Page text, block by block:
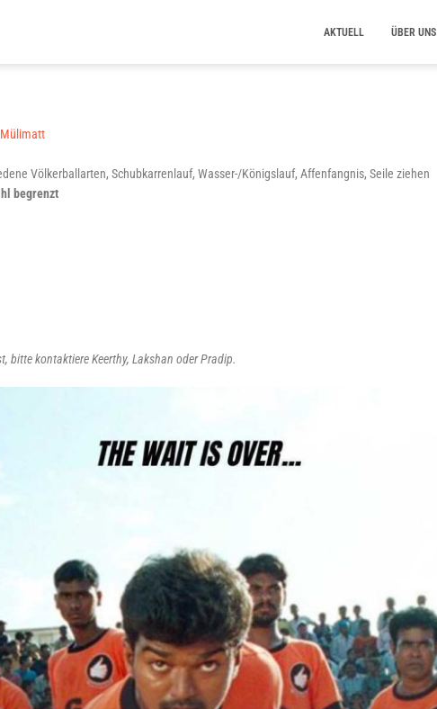
AKTUELL ÜBER UNS
Völ­ker­ball­ar­ten, Schub­kar­ren­lauf, Was­ser-/Kö­nigs­lauf, Affen­fang­nis, Sei­le ziehen
begrenzt
bit­te kon­tak­tie­re Keer­thy, Lak­s­han oder Pradip.